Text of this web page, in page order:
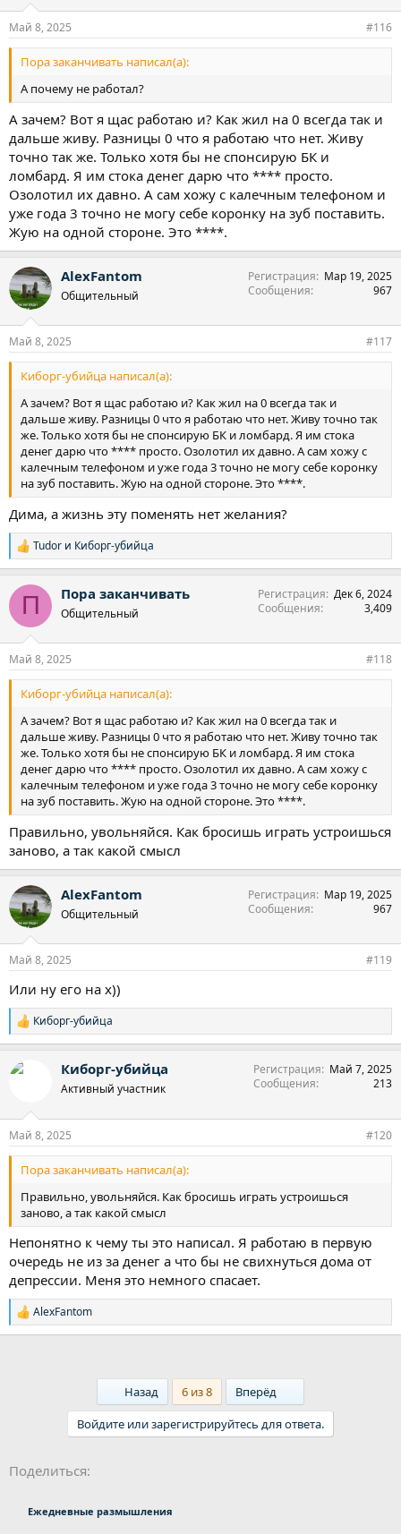
Май 8, 2025 #116
Пора заканчивать написал(а):
А почему не работал?
А зачем? Вот я щас работаю и? Как жил на 0 всегда так и
дальше живу. Разницы 0 что я работаю что нет. Живу
точно так же. Только хотя бы не спонсирую БК и
ломбард. Я им стока денег дарю что **** просто.
Озолотил их давно. А сам хожу с калечным телефоном и
уже года 3 точно не могу себе коронку на зуб поставить.
Жую на одной стороне. Это ****.
AlexFantom
Общительный
Регистрация
Мар 19, 2025
Сообщения
967
Май 8, 2025 #117
Киборг-убийца написал(а):
А зачем? Вот я щас работаю и? Как жил на 0 всегда так и
дальше живу. Разницы 0 что я работаю что нет. Живу точно так
же. Только хотя бы не спонсирую БК и ломбард. Я им стока
денег дарю что **** просто. Озолотил их давно. А сам хожу с
калечным телефоном и уже года 3 точно не могу себе коронку
на зуб поставить. Жую на одной стороне. Это ****.
Дима, а жизнь эту поменять нет желания?
Р
е
к
и
Tudor и Киборг-убийца
П Пора заканчивать
Общительный
Регистрация Дек 6, 2024
Сообщения
3,409
Май 8, 2025 #118
Киборг-убийца написал(а):
А зачем? Вот я щас работаю и? Как жил на 0 всегда так и
дальше живу. Разницы 0 что я работаю что нет. Живу точно так
же. Только хотя бы не спонсирую БК и ломбард. Я им стока
денег дарю что **** просто. Озолотил их давно. А сам хожу с
калечным телефоном и уже года 3 точно не могу себе коронку
на зуб поставить. Жую на одной стороне. Это ****.
Правильно, увольняйся. Как бросишь играть устроишься
заново, а так какой смысл
AlexFantom
Общительный
Регистрация
Мар 19, 2025
Сообщения
967
Май 8, 2025 #119
Или ну его на х))
Р
е
к
Киборг-убийца
Киборг-убийца
Активный участник
Регистрация
Май 7, 2025
Сообщения
213
Май 8, 2025 #120
Пора заканчивать написал(а):
Правильно, увольняйся. Как бросишь играть устроишься
заново, а так какой смысл
Непонятно к чему ты это написал. Я работаю в первую
очередь не из за денег а что бы не свихнуться дома от
депрессии. Меня это немного спасает.
Р
е
AlexFantom
Назад 6 из 8 Вперёд
Войдите или зарегистрируйтесь для ответа.
Поделиться:
Ежедневные размышления